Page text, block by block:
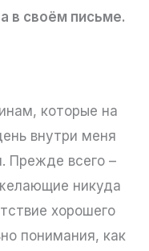
в своём письме.
которые на
внутри меня
Прежде всего –
никуда
хорошего
понимания, как